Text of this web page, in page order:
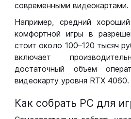
современными видеокартами.
Например, средний
комфортной игры в
стоит около 100–120 тысяч
включает
достаточный объем
видеокарту уровня RTX 4060.
Как собрать РС для